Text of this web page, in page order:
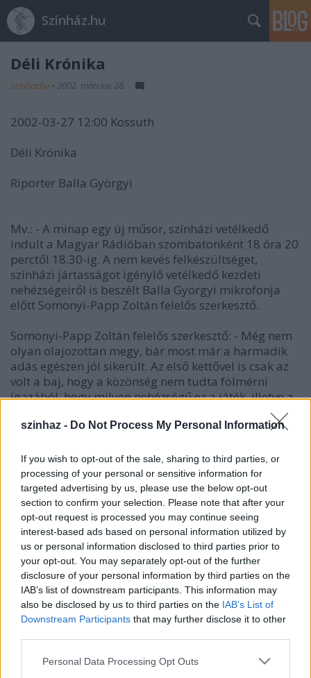
szinhaz - Do Not Process My Personal Information
If you wish to opt-out of the sale, sharing to third parties, or
processing of your personal or sensitive information for
targeted advertising by us, please use the below opt-out
section to confirm your selection. Please note that after your
opt-out request is processed you may continue seeing
interest-based ads based on personal information utilized by
us or personal information disclosed to third parties prior to
your opt-out. You may separately opt-out of the further
disclosure of your personal information by third parties on the
IAB’s list of downstream participants. This information may
also be disclosed by us to third parties on the IAB’s List of
Downstream Participants that may further disclose it to other
Please note that this website/app uses one or more Google
Personal Data Processing Opt Outs
Színház.hu
Déli Krónika
szinhazhu • 2002. március 28.
2002-03-27 12:00 Kossuth
Déli Krónika
Riporter Balla Györgyi
Mv.: - A minap egy új műsor, színházi vetélkedő
indult a Magyar Rádióban szombatonként 18 óra 20
perctől 18.30-ig. A nem kevés felkészültséget,
színházi jártasságot igénylő vetélkedő kezdeti
nehézségeiről is beszélt Balla Györgyi mikrofonja
előtt Somonyi-Papp Zoltán felelős szerkesztő.
Somonyi-Papp Zoltán felelős szerkesztő: - Még nem
olyan olajozottan megy, bár most már a harmadik
adás egészen jól sikerült. Az első kettővel is csak az
volt a baj, hogy a közönség nem tudta fölmérni
igazából, hogy milyen nehézségű ez a játék, illetve a
mindenkinek.
R.: - Mit illik egyébként tudni, tehát mennyire kell
járatosnak lenni a drámairodalomban, a
színháztörténetben?
Somonyi-Papp Zoltán felelős szerkesztő: - Eléggé, én
nem mondom, hogy ezek könnyű kérdések, noha egy
picit már finomítottunk rajta a legelsőhöz képest, de
azért illik tudni, hogy ki írta a Fösvény-t, vagy ki írta
a Bánk bán-t, de hát ezt azért talán tudják is. Illik
fölismerni színházszerető embernek a jelenkori vagy
a közelmúlt klasszikus színészeit hangról, ehhez
nekünk rengeteg anyagunk van, a Rádiószínháznak
legalább ötven évre visszamenően van színházi
felvétele.